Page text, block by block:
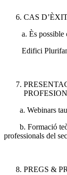
CAS
a. Ès possible
Edifici
a. Webinars
b. Formació
professionals del
PREGS &